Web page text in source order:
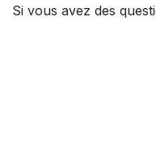
Si vous avez des